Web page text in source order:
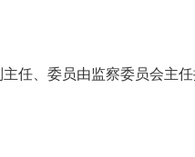
、委员由监察委员会主